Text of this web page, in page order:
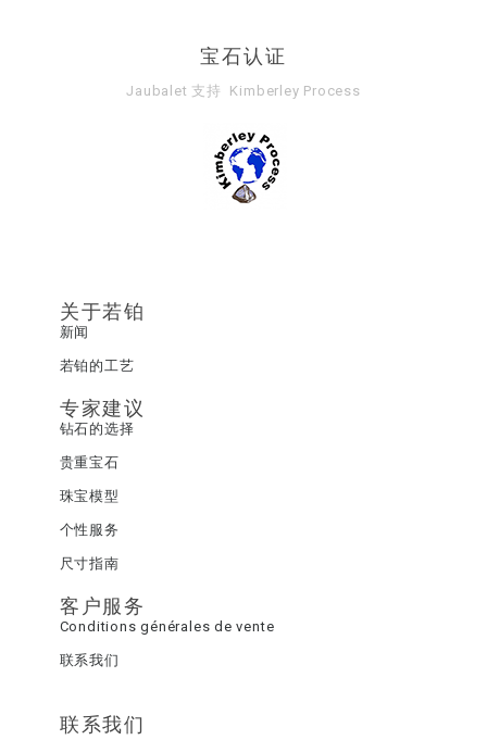
宝石认证
Jaubalet 支持 Kimberley Process
关于若铂
新闻
若铂的工艺
专家建议
钻石的选择
贵重宝石
珠宝模型
个性服务
尺寸指南
客户服务
Conditions générales de vente
联系我们
联系我们